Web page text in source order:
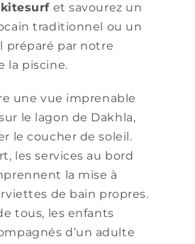
kitesurfet savourez un
traditionnel ou un
préparé par notre
la piscine.
une vue imprenable
le lagon de Dakhla,
le coucher de soleil.
les services au bord
la mise à
de bain propres.
tous, les enfants
d’un adulte